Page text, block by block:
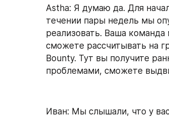
Astha: Я думаю да. Для
течении пары недель мы
реализовать. Ваша
сможете рассчитывать на
Bounty. Тут вы получите
проблемами, сможете
Иван: Мы слышали, что у